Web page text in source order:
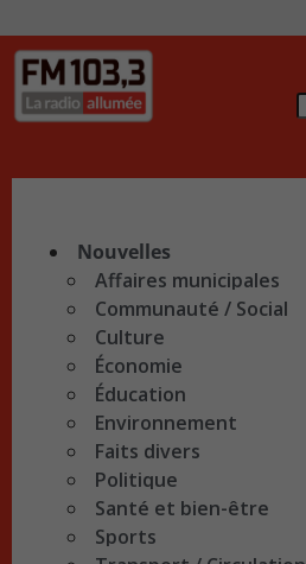
Nouvelles
Affaires municipales
Communauté / Social
Culture
Économie
Éducation
Environnement
Faits divers
Politique
Santé et bien-être
Sports